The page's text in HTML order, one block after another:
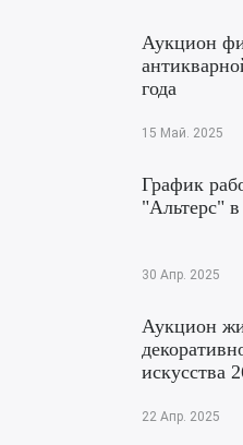
Аукцион
года
15 Май. 2025
График
"Альтерс"
30 Апр. 2025
Аукцион
искусства
22 Апр. 2025